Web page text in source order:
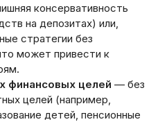
консервативность
на депозитах) или‚
стратегии без
может привести к
финансовых целей — без
целей (например‚
детей‚ пенсионные